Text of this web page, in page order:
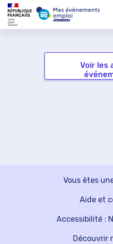
Voir les
Vous êtes
Découvrir
Aide et
Accessibilité :